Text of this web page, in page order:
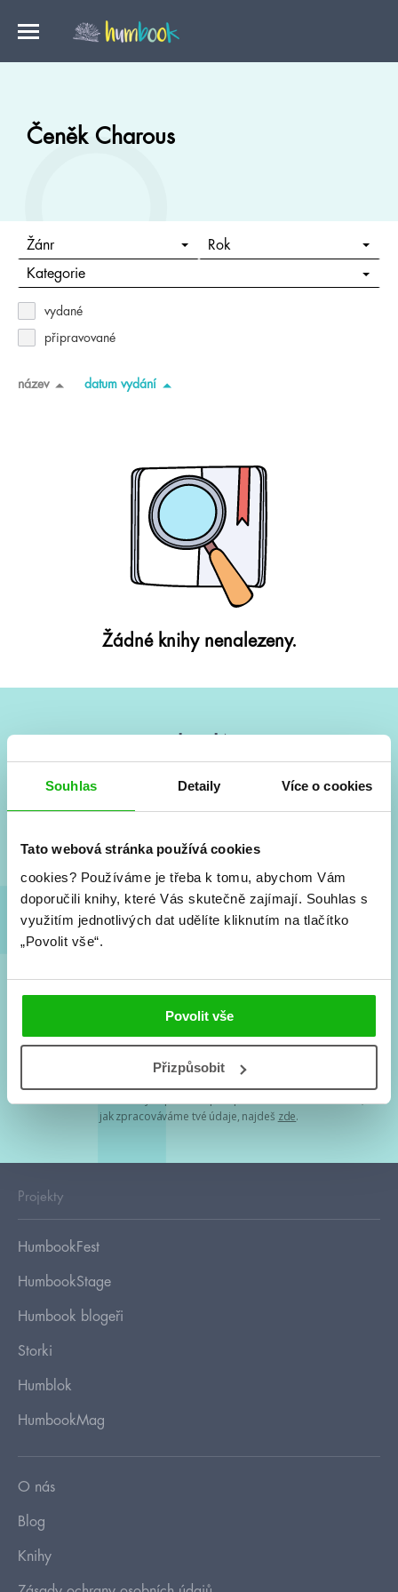
Souhlas Detaily Více o cookies
Tato webová stránka používá cookies
cookies? Používáme je třeba k tomu, abychom Vám
doporučili knihy, které Vás skutečně zajímají. Souhlas s
využitím jednotlivých dat udělíte kliknutím na tlačítko
„Povolit vše“.
Povolit vše
Přizpůsobit
Čeněk Charous
Žánr Rok
Kategorie
vydané
připravované
název datum vydání
Žádné knihy nenalezeny.
Vše kolem #youngadult každý měsíc rovnou do mailu!
a seriálové adaptace a další.
Souhlasím spodmínkami zpracování osobních údajů
Tvá e-mailová adresa je u nás v bezpečí. Přečti si
jak zpracováváme tvé údaje, najdeš zde.
Projekty
HumbookFest
HumbookStage
Humbook blogeři
Storki
Humblok
HumbookMag
O nás
Blog
Knihy